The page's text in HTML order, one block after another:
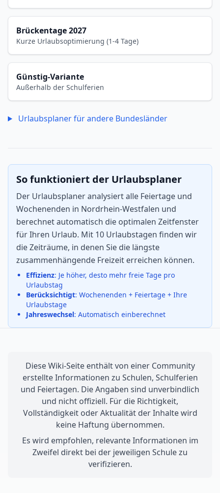
Brückentage 2027
Kurze Urlaubsoptimierung (1-4 Tage)
Günstig-Variante
Außerhalb der Schulferien
Urlaubsplaner für andere Bundesländer
So funktioniert der Urlaubsplaner
Der Urlaubsplaner analysiert alle Feiertage und
Wochenenden in Nordrhein-Westfalen und
berechnet automatisch die optimalen Zeitfenster
für Ihren Urlaub. Mit 10 Urlaubstagen finden wir
die Zeiträume, in denen Sie die längste
zusammenhängende Freizeit erreichen können.
Effizienz: Je höher, desto mehr freie Tage pro
Urlaubstag
Berücksichtigt: Wochenenden + Feiertage + Ihre
Urlaubstage
Jahreswechsel: Automatisch einberechnet
Diese Wiki-Seite enthält von einer Community
erstellte Informationen zu Schulen, Schulferien
und Feiertagen. Die Angaben sind unverbindlich
und nicht offiziell. Für die Richtigkeit,
Vollständigkeit oder Aktualität der Inhalte wird
keine Haftung übernommen.
Es wird empfohlen, relevante Informationen im
Zweifel direkt bei der jeweiligen Schule zu
verifizieren.